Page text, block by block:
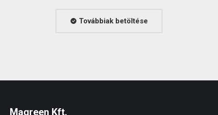
Továbbiak betöltése
Magreen Kft.